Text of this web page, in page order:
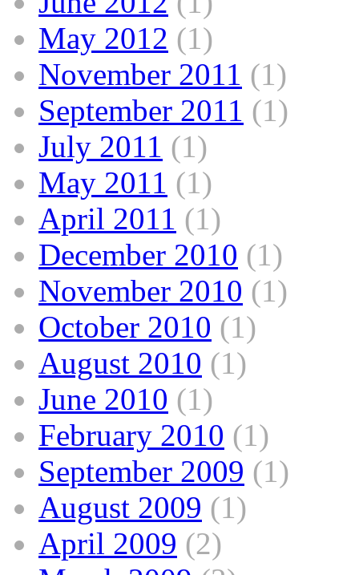
May 2012 (1)
November 2011 (1)
September 2011 (1)
July 2011 (1)
May 2011 (1)
April 2011 (1)
December 2010 (1)
November 2010 (1)
October 2010 (1)
August 2010 (1)
June 2010 (1)
February 2010 (1)
September 2009 (1)
August 2009 (1)
April 2009 (2)